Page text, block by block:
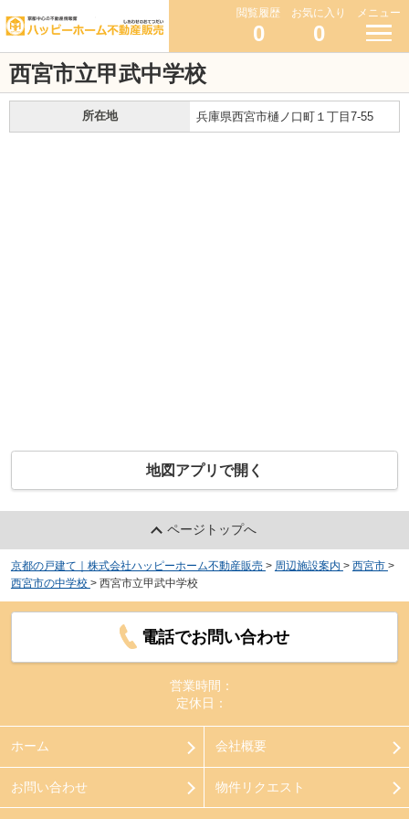
閲覧履歴
0
お気に入り
0
メニュー
西宮市立甲武中学校
所在地 兵庫県西宮市樋ノ口町１丁目7-55
地図アプリで開く
ページトップへ
京都の戸建て｜株式会社ハッピーホーム不動産販売 > 周辺施設案内 > 西宮市 >
西宮市の中学校 > 西宮市立甲武中学校
電話でお問い合わせ
営業時間：
定休日：
ホーム 会社概要
お問い合わせ 物件リクエスト